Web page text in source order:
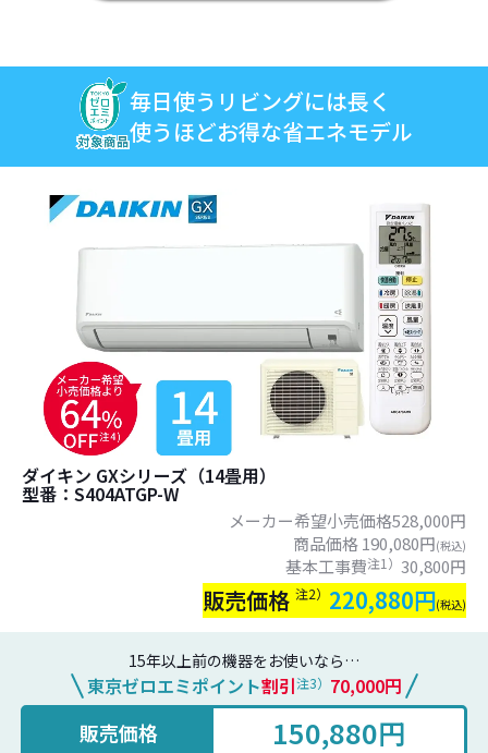
毎日使うリビングには長く
使うほどお得な省エネモデル
ダイキン GXシリーズ（14畳用）
型番：S404ATGP-W
メーカー希望小売価格528,000円​
商品価格 190,080円(税込)
基本工事費注1） 30,800円​
販売価格 注2） 220,880円(税込)
15年以上前の機器をお使いなら…
東京ゼロエミポイント割引注3） 70,000円
販売価格 150,880円